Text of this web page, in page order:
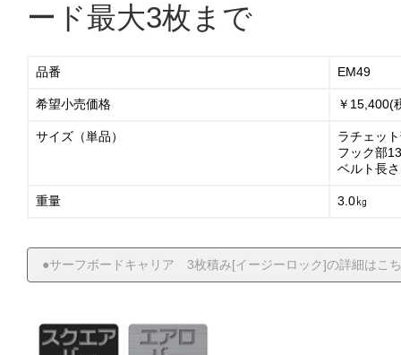
ード最大3枚まで
品番 EM49
希望小売価格 ￥15,400(
サイズ（単品）
ラチェッ
フック部
ベルト長
重量 3.0㎏
●サーフボードキャリア 3枚積み[イージーロック]の詳細はこ